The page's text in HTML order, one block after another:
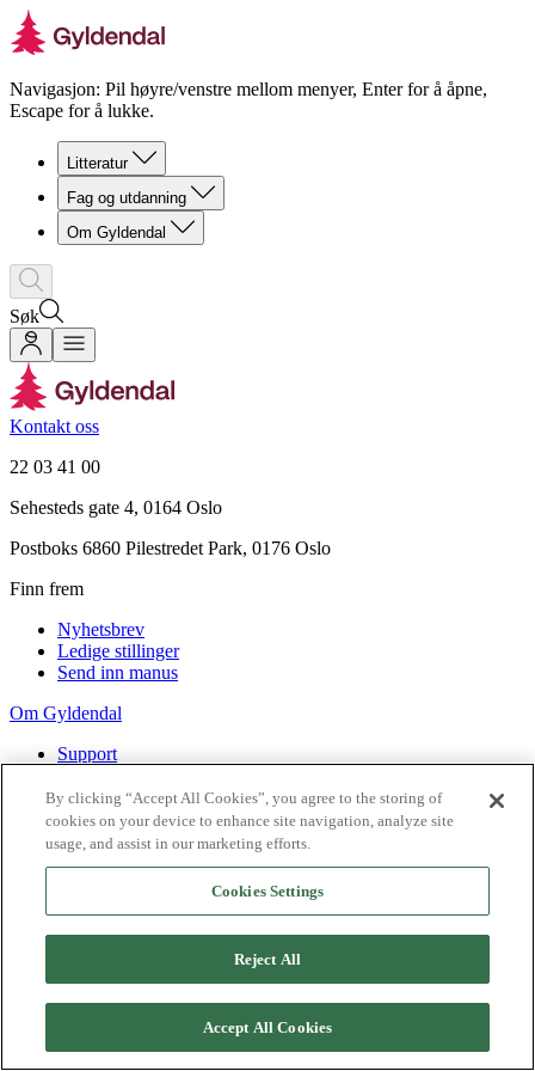
Navigasjon: Pil høyre/venstre mellom menyer, Enter for å åpne,
Escape for å lukke.
Litteratur
Fag og utdanning
Om Gyldendal
Søk
Kontakt oss
22 03 41 00
Sehesteds gate 4, 0164 Oslo
Postboks 6860 Pilestredet Park, 0176 Oslo
Finn frem
Nyhetsbrev
Ledige stillinger
Send inn manus
Om Gyldendal
Support
Agency
2026Gyldendal
Personvernerklæringer
Informasjonskapsler
By clicking “Accept All Cookies”, you agree to the storing of
cookies on your device to enhance site navigation, analyze site
usage, and assist in our marketing efforts.
Cookies Settings
Reject All
Accept All Cookies